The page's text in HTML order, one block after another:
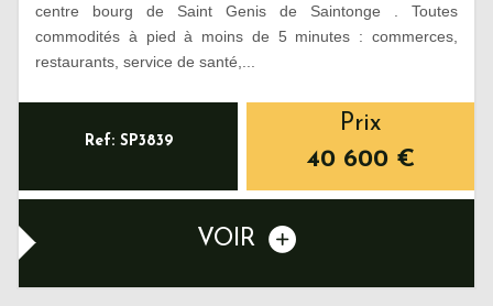
centre bourg de Saint Genis de Saintonge . Toutes
commodités à pied à moins de 5 minutes : commerces,
restaurants, service de santé,...
Ref: SP3839
Prix
40 600 €
VOIR